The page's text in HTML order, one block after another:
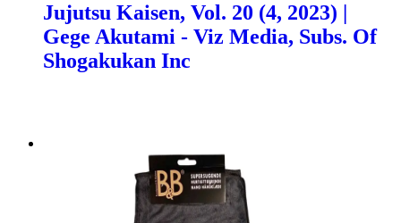
Jujutsu Kaisen, Vol. 20 (4, 2023) |
Gege Akutami - Viz Media, Subs. Of
Shogakukan Inc